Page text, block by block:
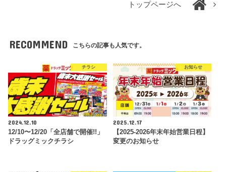
トップページへ
RECOMMEND こちらの記事も人気です。
チラシ
2024.12.10
12/10〜12/20「全店舗で開催!!」
ドラッグミックチラシ
お知らせ
2025.12.17
【2025-2026年末年始営業日程】
変更のお知らせ